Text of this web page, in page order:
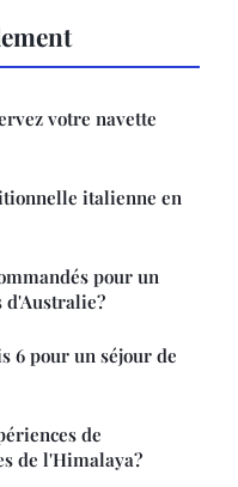
votre navette
italienne en
pour un
d'Australie?
6 pour un séjour de
de
de l'Himalaya?